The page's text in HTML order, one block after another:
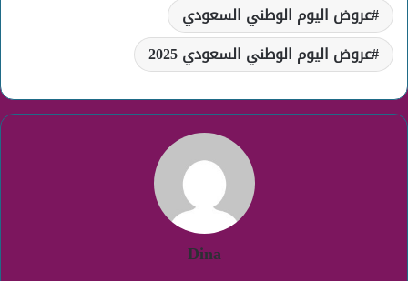
عروض اليوم الوطني السعودي
عروض اليوم الوطني السعودي 2025
Dina